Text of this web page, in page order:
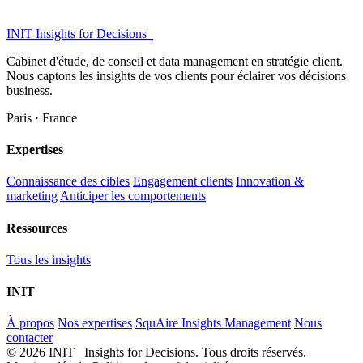
INIT Insights for Decisions_
Cabinet d'étude, de conseil et data management en stratégie client.
Nous captons les insights de vos clients pour éclairer vos décisions
business.
Paris · France
Expertises
Connaissance des cibles Engagement clients Innovation &
marketing Anticiper les comportements
Ressources
Tous les insights
INIT
À propos Nos expertises SquAire Insights Management Nous
contacter
© 2026 INIT Insights for Decisions. Tous droits réservés.